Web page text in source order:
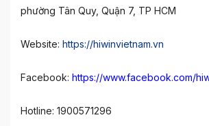
phường Tân Quy, Quận 7, TP HCM
Website: https://hiwinvietnam.vn
Facebook: https://www.facebook.com/
Hotline: 1900571296